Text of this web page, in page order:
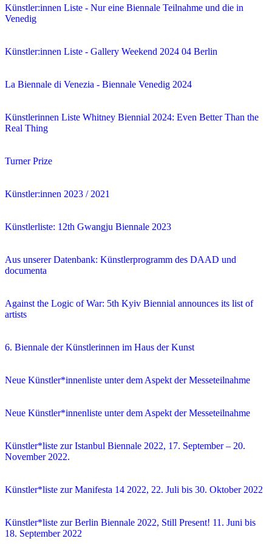
Künstler:innen Liste - Nur eine Biennale Teilnahme und die in
Venedig
Künstler:innen Liste - Gallery Weekend 2024 04 Berlin
La Biennale di Venezia - Biennale Venedig 2024
Künstlerinnen Liste Whitney Biennial 2024: Even Better Than the
Real Thing
Turner Prize
Künstler:innen 2023 / 2021
Künstlerliste: 12th Gwangju Biennale 2023
Aus unserer Datenbank: Künstlerprogramm des DAAD und
documenta
Against the Logic of War: 5th Kyiv Biennial announces its list of
artists
6. Biennale der Künstlerinnen im Haus der Kunst
Neue Künstler*innenliste unter dem Aspekt der Messeteilnahme
Neue Künstler*innenliste unter dem Aspekt der Messeteilnahme
Künstler*liste zur Istanbul Biennale 2022, 17. September – 20.
November 2022.
Künstler*liste zur Manifesta 14 2022, 22. Juli bis 30. Oktober 2022
Künstler*liste zur Berlin Biennale 2022, Still Present! 11. Juni bis
18. September 2022